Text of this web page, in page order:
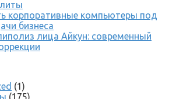
корпоративные компьютеры под
бизнеса
лица Айкун: современный
(1)
(175)